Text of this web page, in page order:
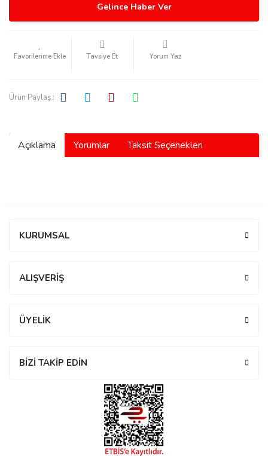
Gelince Haber Ver
Tavsiye Et Yorum Yaz
Ürün Paylaş :
Açıklama Yorumlar Taksit Seçenekleri
KURUMSAL
ALIŞVERİŞ
ÜYELİK
BİZİ TAKİP EDİN